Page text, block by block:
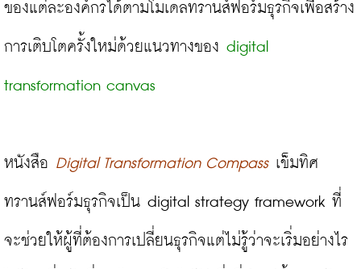
ของแต่ละองค์กรได้ตามโมเดลทรานส์ฟอร์มธุรกิจเพื่อสร้าง
การเติบโตครั้งใหม่ด้วยแนวทางของ digital
transformation canvas
หนังสือ Digital Transformation Compass เข็มทิศ
ทรานส์ฟอร์มธุรกิจเป็น digital strategy framework ที่
จะช่วยให้ผู้ที่ต้องการเปลี่ยนธุรกิจแต่ไม่รู้ว่าจะเริ่มอย่างไร